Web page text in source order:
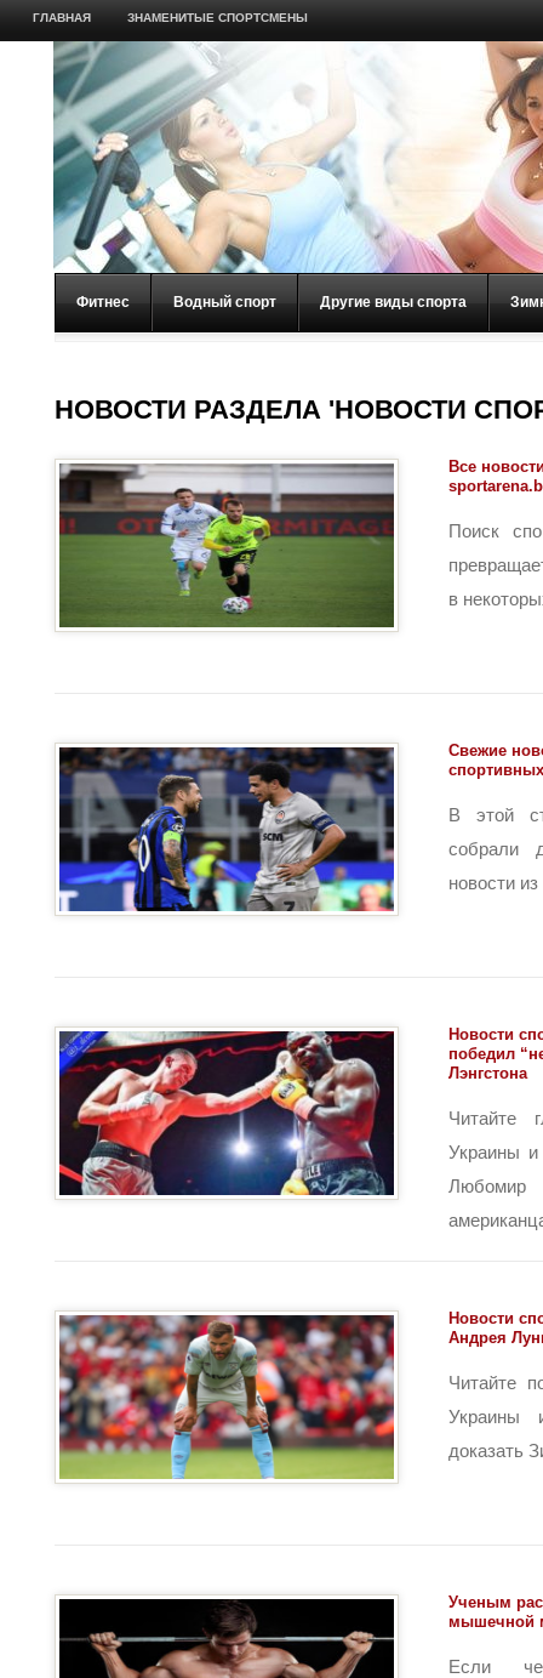
ГЛАВНАЯ ЗНАМЕНИТЫЕ СПОРТСМЕНЫ
Фитнес Водный спорт Другие виды спорта
НОВОСТИ РАЗДЕЛА 'НОВОСТИ
Все
Поиск
в
Свежие
В этой
собрали
новости
Новости
победил
Лэнгстона
Читайте
Украины и
Новости
Андрея
Читайте
Украины
доказать
Ученым
мышечной
Если